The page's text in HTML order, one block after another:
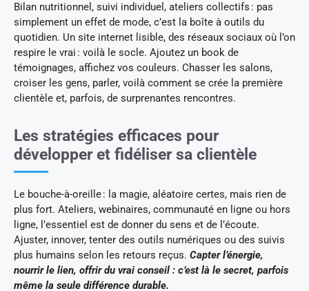
Bilan nutritionnel, suivi individuel, ateliers collectifs : pas
simplement un effet de mode, c’est la boîte à outils du
quotidien. Un site internet lisible, des réseaux sociaux où l’on
respire le vrai : voilà le socle. Ajoutez un book de
témoignages, affichez vos couleurs. Chasser les salons,
croiser les gens, parler, voilà comment se crée la première
clientèle et, parfois, de surprenantes rencontres.
Les stratégies efficaces pour
développer et fidéliser sa clientèle
Le bouche-à-oreille : la magie, aléatoire certes, mais rien de
plus fort. Ateliers, webinaires, communauté en ligne ou hors
ligne, l’essentiel est de donner du sens et de l’écoute.
Ajuster, innover, tenter des outils numériques ou des suivis
plus humains selon les retours reçus. Capter l’énergie,
nourrir le lien, offrir du vrai conseil : c’est là le secret, parfois
même la seule différence durable.